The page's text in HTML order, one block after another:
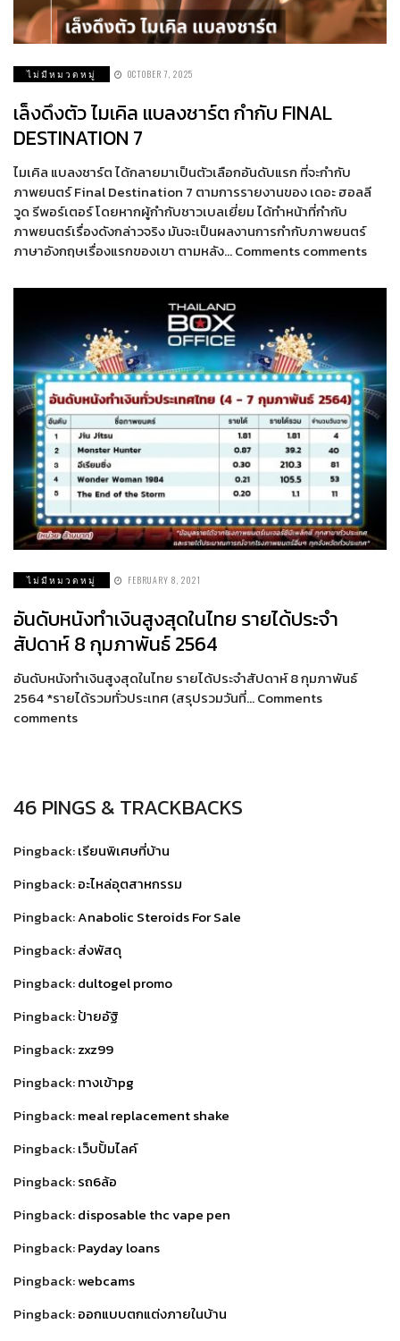
ไม่มีหมวดหมู่ OCTOBER 7, 2025
เล็งดึงตัว ไมเคิล แบลงชาร์ต กำกับ FINAL
DESTINATION 7
ไมเคิล แบลงชาร์ต ได้กลายมาเป็นตัวเลือกอันดับแรก ที่จะกำกับ
ภาพยนตร์ Final Destination 7 ตามการรายงานของ เดอะ ฮอลลี
วูด รีพอร์เตอร์ โดยหากผู้กำกับชาวเบลเยี่ยม ได้ทำหน้าที่กำกับ
ภาพยนตร์เรื่องดังกล่าวจริง มันจะเป็นผลงานการกำกับภาพยนตร์
ภาษาอังกฤษเรื่องแรกของเขา ตามหลัง… Comments comments
ไม่มีหมวดหมู่ FEBRUARY 8, 2021
อันดับหนังทำเงินสูงสุดในไทย รายได้ประจำ
สัปดาห์ 8 กุมภาพันธ์ 2564
อันดับหนังทำเงินสูงสุดในไทย รายได้ประจำสัปดาห์ 8 กุมภาพันธ์
2564 *รายได้รวมทั่วประเทศ (สรุปรวมวันที่… Comments
comments
46 PINGS & TRACKBACKS
Pingback:เรียนพิเศษที่บ้าน
Pingback:อะไหล่อุตสาหกรรม
Pingback:Anabolic Steroids For Sale
Pingback:ส่งพัสดุ
Pingback:dultogel promo
Pingback:ป้ายอัฐิ
Pingback:zxz99
Pingback:ทางเข้าpg
Pingback:meal replacement shake
Pingback:เว็บปั้มไลค์
Pingback:รถ6ล้อ
Pingback:disposable thc vape pen
Pingback:Payday loans
Pingback:webcams
Pingback:ออกแบบตกแต่งภายในบ้าน